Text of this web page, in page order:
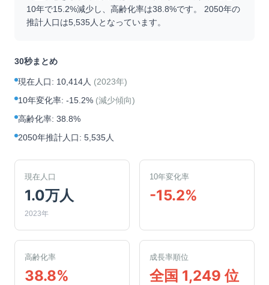
10年で15.2%減少し、高齢化率は38.8%です。 2050年の
推計人口は5,535人となっています。
30秒まとめ
現在人口: 10,414人 (2023年)
10年変化率: -15.2% (減少傾向)
高齢化率: 38.8%
2050年推計人口: 5,535人
現在人口
1.0万人
2023年
10年変化率
-15.2%
高齢化率
38.8%
成長率順位
全国 1,249 位